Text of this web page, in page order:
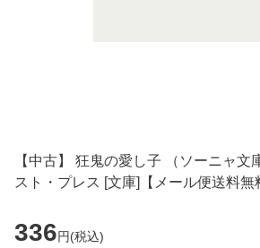
【中古】 狂鬼の愛し子 （ソーニャ文
スト・プレス [文庫]【メール便送料無
336円(税込)